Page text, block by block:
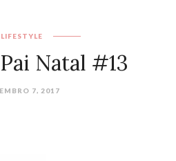
LIFESTYLE
Natal #13
7, 2017